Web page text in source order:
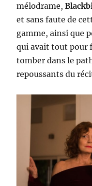
mélodrame,
et sans faute de
gamme, ainsi que
qui avait tout pour
tomber dans le
repoussants du